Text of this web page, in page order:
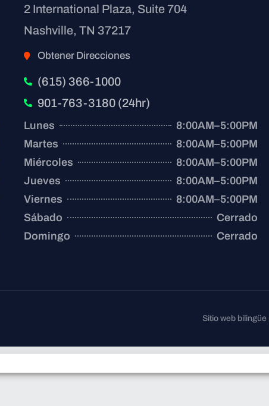
2 International Plaza, Suite 704
Nashville, TN 37217
Obtener Direcciones
(615) 366-1000
901-763-3180 (24hr)
Lunes
8:00AM–5:00PM
Martes
8:00AM–5:00PM
Miércoles
8:00AM–5:00PM
Jueves
8:00AM–5:00PM
Viernes
8:00AM–5:00PM
Sábado
Cerrado
Domingo
Cerrado
Sitio web